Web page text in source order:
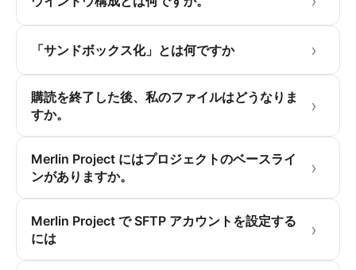
「サンドボックス化」とは何ですか
購読を終了した後、私のファイルはどうなりま
すか。
Merlin Project にはプロジェクトのベースライ
ンがありますか。
Merlin Project で SFTP アカウントを設定する
には